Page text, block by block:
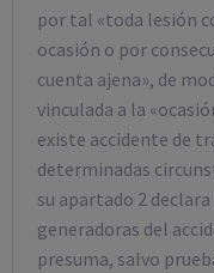
por tal «toda lesión
ocasión o por
cuenta ajena», de
vinculada a la
existe accidente de
determinadas
su apartado 2
generadoras del
presuma, salvo